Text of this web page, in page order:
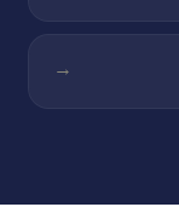
→